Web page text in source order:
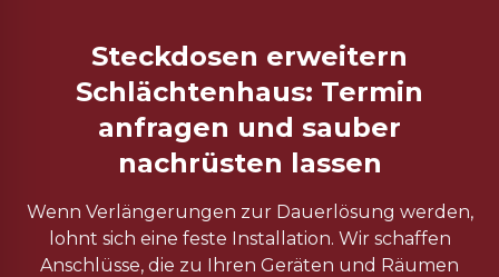
Steckdosen erweitern
Schlächtenhaus: Termin
anfragen und sauber
nachrüsten lassen
Wenn Verlängerungen zur Dauerlösung werden,
lohnt sich eine feste Installation. Wir schaffen
Anschlüsse, die zu Ihren Geräten und Räumen